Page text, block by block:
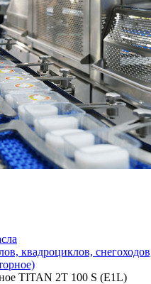
квадроциклов,
TITAN 2T 100 S (E1L)